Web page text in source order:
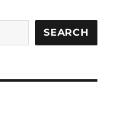
Terbaik
Beasiswa
SEARCH